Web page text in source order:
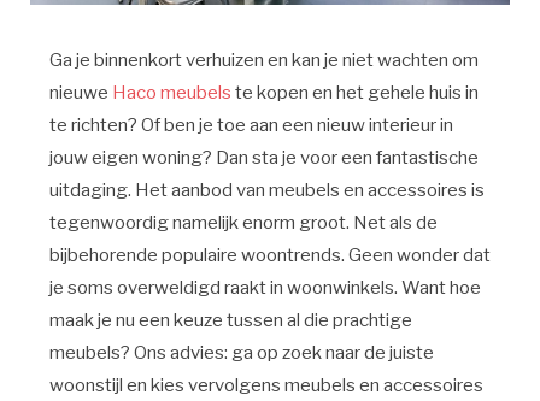
Ga je binnenkort verhuizen en kan je niet wachten om
nieuwe Haco meubels te kopen en het gehele huis in
te richten? Of ben je toe aan een nieuw interieur in
jouw eigen woning? Dan sta je voor een fantastische
uitdaging. Het aanbod van meubels en accessoires is
tegenwoordig namelijk enorm groot. Net als de
bijbehorende populaire woontrends. Geen wonder dat
je soms overweldigd raakt in woonwinkels. Want hoe
maak je nu een keuze tussen al die prachtige
meubels? Ons advies: ga op zoek naar de juiste
woonstijl en kies vervolgens meubels en accessoires